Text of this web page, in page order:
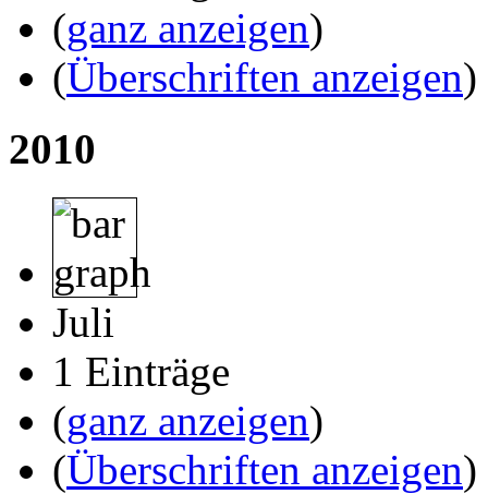
(ganz anzeigen)
(Überschriften anzeigen)
2010
Juli
1 Einträge
(ganz anzeigen)
(Überschriften anzeigen)